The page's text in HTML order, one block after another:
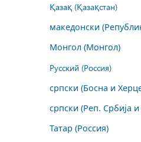
Қазақ (Қазақстан)
македонски
Монгол (Монгол)
Русский (Россия)
српски (Босна и
српски (Реп. Србија
Татар (Россия)